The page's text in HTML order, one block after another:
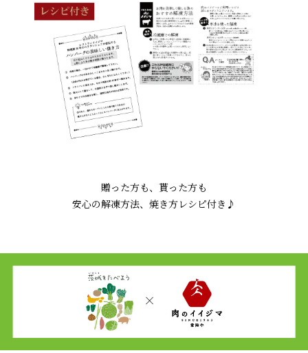
贈った方も、貰った方も
安心の解凍方法、焼き方レシピ付き♪